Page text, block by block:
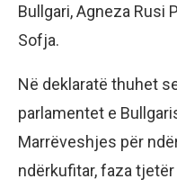
Bullgari, Agneza Rusi
Sofja.
Në deklaratë thuhet
parlamentet e
Marrëveshjes për
ndërkufitar, faza